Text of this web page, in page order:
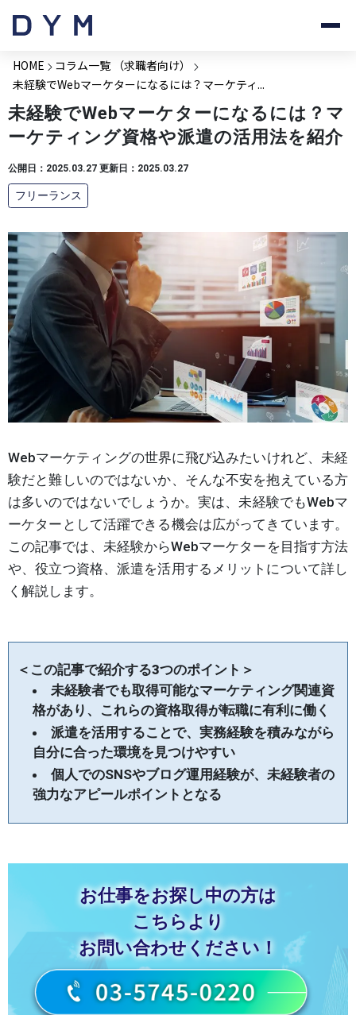
HOME
コラム一覧 （求職者向け）
未経験でWebマーケターになるには？マーケティ...
未経験でWebマーケターになるには？マ
ーケティング資格や派遣の活用法を紹介
公開日：2025.03.27 更新日：2025.03.27
フリーランス
Webマーケティングの世界に飛び込みたいけれど、未経
験だと難しいのではないか、そんな不安を抱えている方
は多いのではないでしょうか。実は、未経験でもWebマ
ーケターとして活躍できる機会は広がってきています。
この記事では、未経験からWebマーケターを目指す方法
や、役立つ資格、派遣を活用するメリットについて詳し
く解説します。
＜この記事で紹介する3つのポイント＞
未経験者でも取得可能なマーケティング関連資
格があり、これらの資格取得が転職に有利に働く
派遣を活用することで、実務経験を積みながら
自分に合った環境を見つけやすい
個人でのSNSやブログ運用経験が、未経験者の
強力なアピールポイントとなる
お仕事をお探し中の方は
こちらより
お問い合わせください！